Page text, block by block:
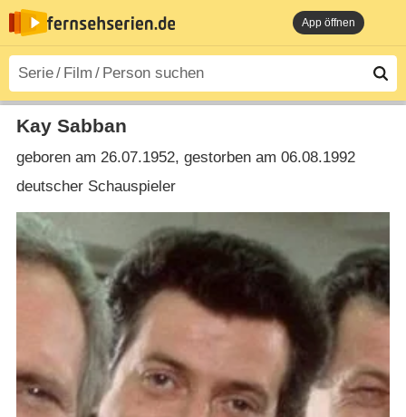
App öffnen
Kay Sabban
geboren am 26.07.1952, gestorben am 06.08.1992
deutscher Schauspieler